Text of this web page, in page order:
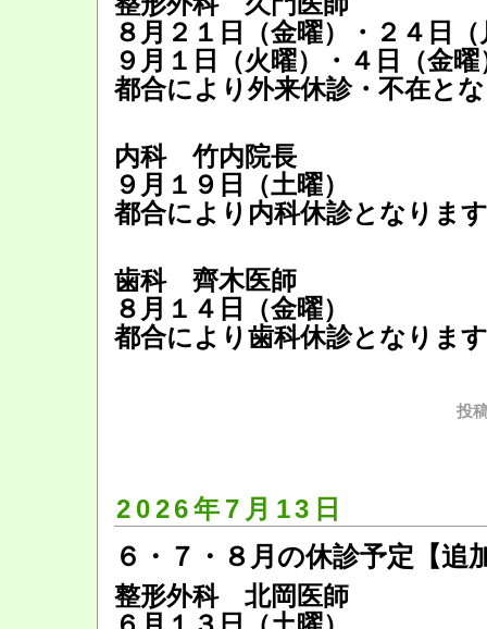
８月２１日（金曜）・２４日（
９月１日（火曜）・４日（金曜
都合により外来休診・不在と
内科 竹内院長
９月１９日（土曜）
都合により内科休診となります
歯科 齊木医師
８月１４日（金曜）
都合により歯科休診となります
投
2026年7月13日
６・７・８月の休診予定【追
整形外科 北岡医師